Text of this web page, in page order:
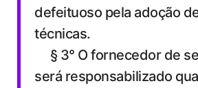
defeituoso pela adoção
técnicas.
§ 3° O fornecedor de
será responsabilizado